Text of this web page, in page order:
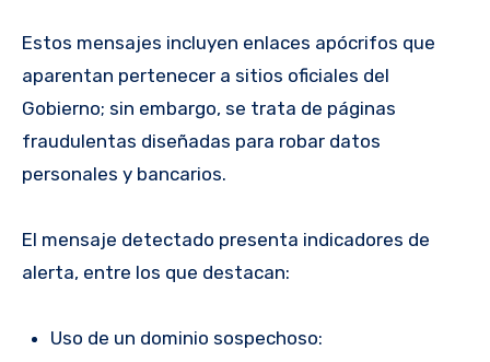
Estos mensajes incluyen enlaces apócrifos que
aparentan pertenecer a sitios oficiales del
Gobierno; sin embargo, se trata de páginas
fraudulentas diseñadas para robar datos
personales y bancarios.
El mensaje detectado presenta indicadores de
alerta, entre los que destacan:
Uso de un dominio sospechoso: